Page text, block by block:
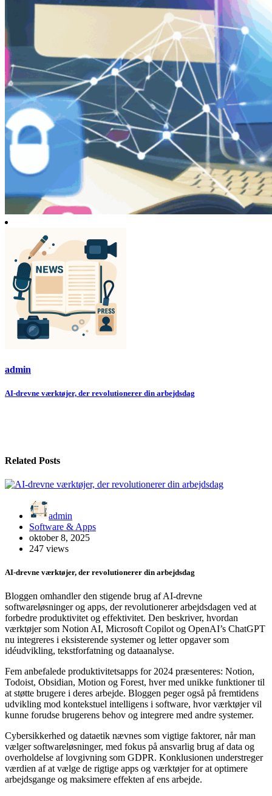
admin
Indlægsnavigation
AI-drevne værktøjer, der revolutionerer din arbejdsdag
Related Posts
admin
Software & Apps
oktober 8, 2025
247 views
AI-drevne værktøjer, der revolutionerer din arbejdsdag
Bloggen omhandler den stigende brug af AI-drevne
softwareløsninger og apps, der revolutionerer arbejdsdagen ved at
forbedre produktivitet og effektivitet. Den beskriver, hvordan
værktøjer som Notion AI, Microsoft Copilot og OpenAI’s ChatGPT
nu integreres i eksisterende systemer og letter opgaver som
idéudvikling, tekstforfatning og dataanalyse.
Fem anbefalede produktivitetsapps for 2024 præsenteres: Notion,
Todoist, Obsidian, Motion og Forest, hver med unikke funktioner til
at støtte brugere i deres arbejde. Bloggen peger også på fremtidens
udvikling mod kontekstuel intelligens i software, hvor værktøjer vil
kunne forudse brugerens behov og integrere med andre systemer.
Cybersikkerhed og dataetik nævnes som vigtige faktorer, når man
vælger softwareløsninger, med fokus på ansvarlig brug af data og
overholdelse af lovgivning som GDPR. Konklusionen understreger
værdien af at vælge de rigtige apps og værktøjer for at optimere
arbejdsgange og maksimere effekten af ens arbejde.